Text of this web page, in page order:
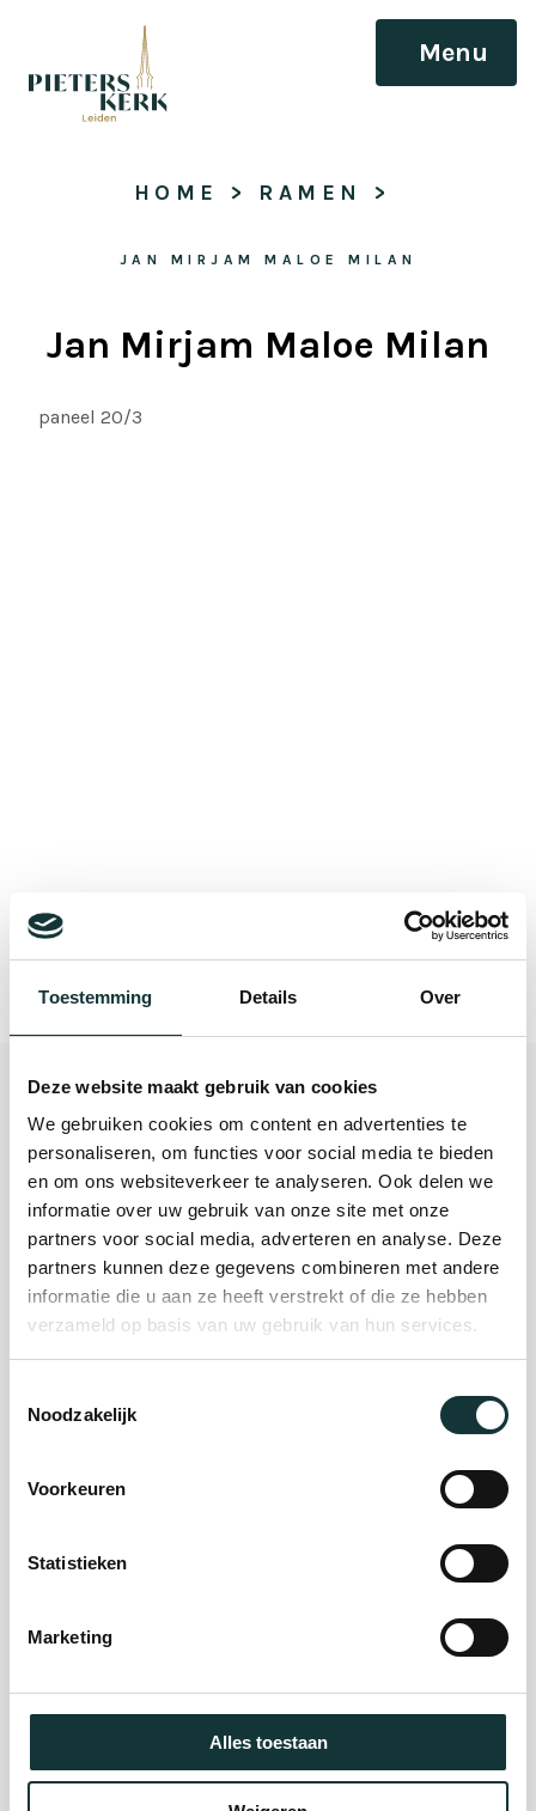
Toestemming Details Over
Deze website maakt gebruik van cookies
We gebruiken cookies om content en advertenties te
personaliseren, om functies voor social media te bieden
en om ons websiteverkeer te analyseren. Ook delen we
informatie over uw gebruik van onze site met onze
partners voor social media, adverteren en analyse. Deze
partners kunnen deze gegevens combineren met andere
informatie die u aan ze heeft verstrekt of die ze hebben
verzameld op basis van uw gebruik van hun services.
Noodzakelijk
Voorkeuren
Statistieken
Marketing
Alles toestaan
Menu
HOME > RAMEN >
JAN MIRJAM MALOE MILAN
Jan Mirjam Maloe Milan
paneel 20/3
Bekijk alle blogberichten
Plan je bezoek
Evenement
organiseren
Steun ons
Auditie
De Pieterskerk als
Onderhoud &